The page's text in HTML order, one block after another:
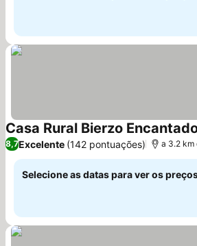
Casa Rural Bierzo
8,7Excelente (142 pontuações) a 3.2 km
Selecione as datas para ver os